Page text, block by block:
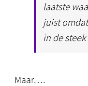
laatste
juist
in de
Maar….